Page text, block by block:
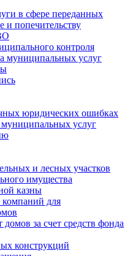
в сфере переданных
и попечительству
контроля
муниципальных услуг
юридических ошибках
услуг
и лесных участков
имущества
казны
для
за счет средств фонда
конструкций